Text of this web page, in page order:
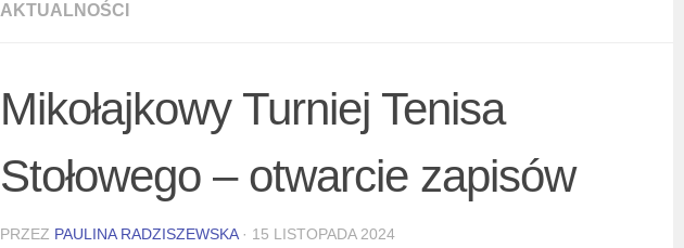
AKTUALNOŚCI
Mikołajkowy Turniej Tenisa
Stołowego – otwarcie zapisów
PRZEZ PAULINA RADZISZEWSKA · 15 LISTOPADA 2024